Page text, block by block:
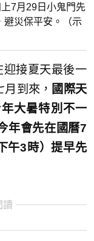
7月29日小鬼門先
避災保平安。（示
接夏天最後一
到來， 國際天
大暑特別不一
年會先在國曆7
午3時）提早先
讀